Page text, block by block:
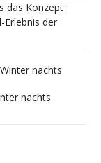
das Konzept
Erlebnis der
nachts